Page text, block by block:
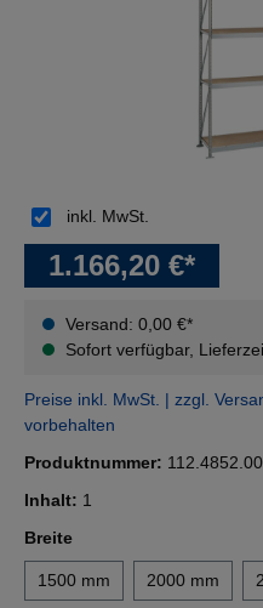
1.166,20 €*
Versand: 0,00 €*
Sofort verfügbar,
inkl. MwSt.
Preise inkl. MwSt. | zzgl.
vorbehalten
Produktnummer: 112.4852.00
Inhalt: 1
Breiteauswählen
1500 mm 2000 mm